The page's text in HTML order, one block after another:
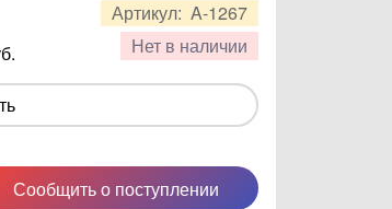
Артикул: A-1267
Нет в наличии
Сообщить о поступлении